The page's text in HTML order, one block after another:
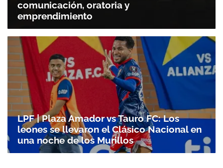
comunicación, oratoria y
emprendimiento
LPF | Plaza Amador vs Tauro FC: Los
leones se llevaron el Clásico Nacional en
una noche de los Murillos